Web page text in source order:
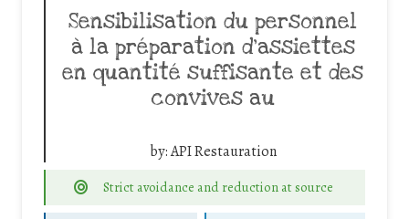
Sensibilisation du personnel
à la préparation d’assiettes
en quantité suffisante et des
convives au
by:API Restauration
Strict avoidance and reduction at source